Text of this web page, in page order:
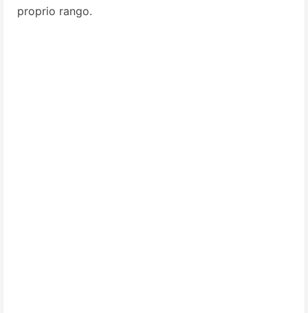
proprio rango.